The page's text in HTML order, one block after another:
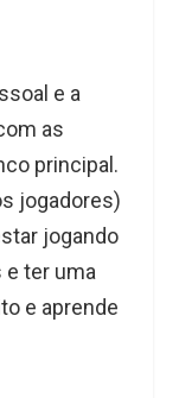
e a
as
principal.
jogadores)
jogando
e ter uma
e aprende